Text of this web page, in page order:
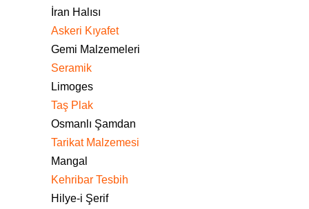
İran Halısı
Askeri Kıyafet
Gemi Malzemeleri
Seramik
Limoges
Taş Plak
Osmanlı Şamdan
Tarikat Malzemesi
Mangal
Kehribar Tesbih
Hilye-i Şerif